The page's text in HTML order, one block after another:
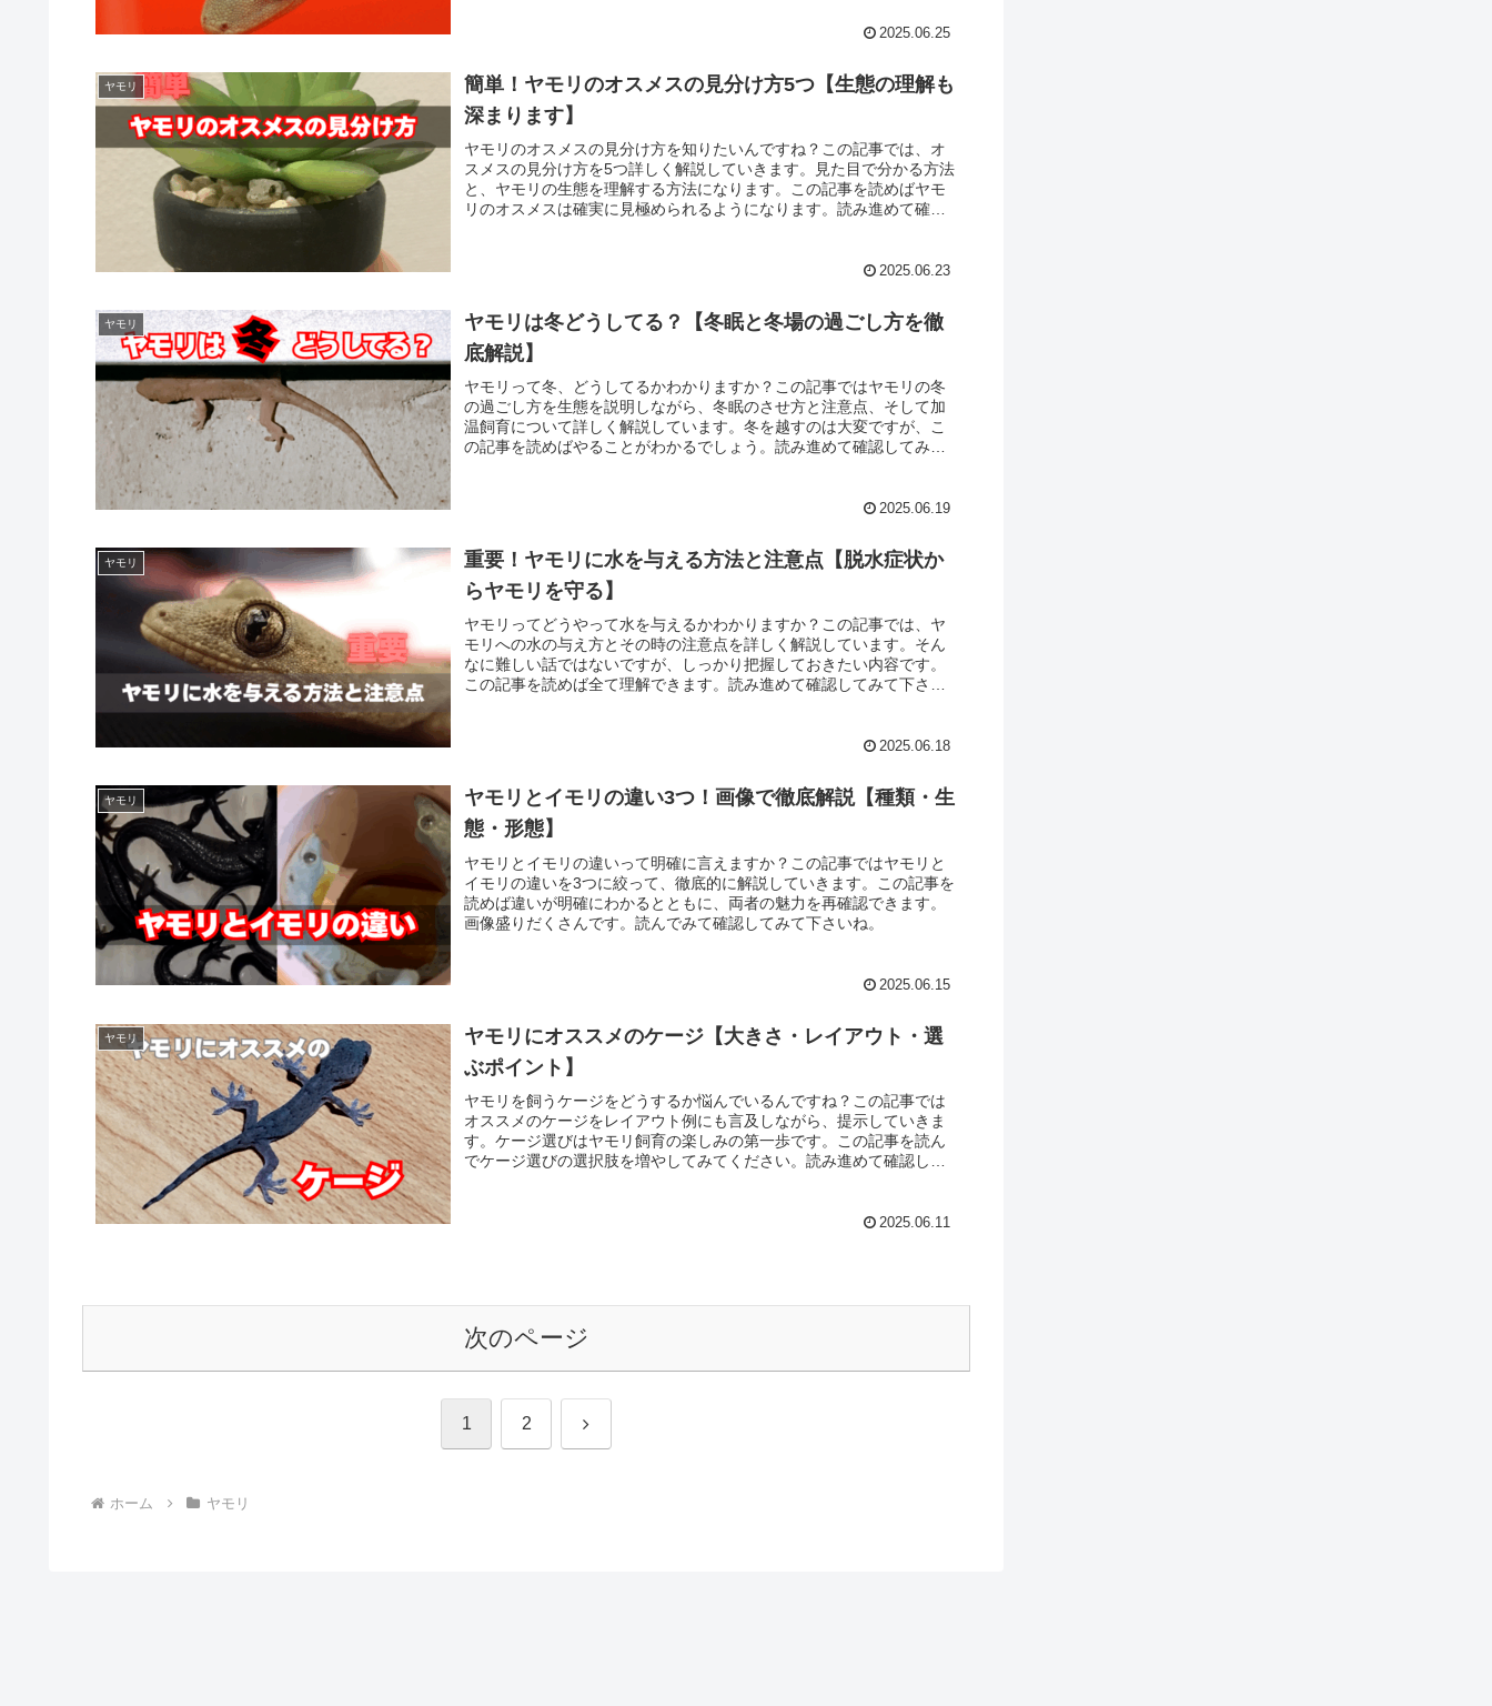
2025.06.25
ヤモリ
簡単！ヤモリのオスメスの見分け方5つ【生態の理解も
深まります】
ヤモリのオスメスの見分け方を知りたいんですね？この記事では、オ
スメスの見分け方を5つ詳しく解説していきます。見た目で分かる方法
と、ヤモリの生態を理解する方法になります。この記事を読めばヤモ
リのオスメスは確実に見極められるようになります。読み進めて確認
2025.06.23
ヤモリ
ヤモリは冬どうしてる？【冬眠と冬場の過ごし方を徹
底解説】
ヤモリって冬、どうしてるかわかりますか？この記事ではヤモリの冬
の過ごし方を生態を説明しながら、冬眠のさせ方と注意点、そして加
温飼育について詳しく解説しています。冬を越すのは大変ですが、こ
の記事を読めばやることがわかるでしょう。読み進めて確認してみて
2025.06.19
ヤモリ
重要！ヤモリに水を与える方法と注意点【脱水症状か
らヤモリを守る】
ヤモリってどうやって水を与えるかわかりますか？この記事では、ヤ
モリへの水の与え方とその時の注意点を詳しく解説しています。そん
なに難しい話ではないですが、しっかり把握しておきたい内容です。
この記事を読めば全て理解できます。読み進めて確認してみて下さ
2025.06.18
ヤモリ
ヤモリとイモリの違い3つ！画像で徹底解説【種類・生
態・形態】
ヤモリとイモリの違いって明確に言えますか？この記事ではヤモリと
イモリの違いを3つに絞って、徹底的に解説していきます。この記事を
読めば違いが明確にわかるとともに、両者の魅力を再確認できます。
画像盛りだくさんです。読んでみて確認してみて下さいね。
2025.06.15
ヤモリ
ヤモリにオススメのケージ【大きさ・レイアウト・選
ぶポイント】
ヤモリを飼うケージをどうするか悩んでいるんですね？この記事では
オススメのケージをレイアウト例にも言及しながら、提示していきま
す。ケージ選びはヤモリ飼育の楽しみの第一歩です。この記事を読ん
でケージ選びの選択肢を増やしてみてください。読み進めて確認して
2025.06.11
次のページ
1 2 次
ホーム ヤモリ